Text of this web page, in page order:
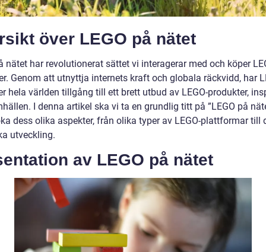
över LEGO på nätet
nätet har revolutionerat sättet vi interagerar med och köper
Genom att utnyttja internets kraft och globala räckvidd, har
hela världen tillgång till ett brett utbud av LEGO-produkter,
I denna artikel ska vi ta en grundlig titt på ”LEGO på
dess olika aspekter, från olika typer av LEGO-plattformar till
utveckling.
av LEGO på nätet